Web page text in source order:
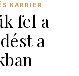
KARRIER
fel a
a